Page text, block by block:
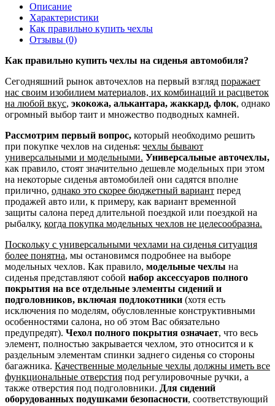
Описание
Характеристики
Как правильно купить чехлы
Отзывы (0)
Как правильно купить чехлы на сиденья автомобиля?
Сегодняшний рынок авточехлов на первый взгляд поражает
нас своим изобилием материалов, их комбинаций и расцветок
на любой вкус, экокожа, алькантара, жаккард, флок, однако
огромный выбор таит и множество подводных камней.
Рассмотрим первый вопрос, который необходимо решить
при покупке чехлов на сиденья: чехлы бывают
универсальными и модельными. Универсальные авточехлы,
как правило, стоят значительно дешевле модельных при этом
на некоторые сиденья автомобилей они садятся вполне
прилично, однако это скорее бюджетный вариант перед
продажей авто или, к примеру, как вариант временной
защиты салона перед длительной поездкой или поездкой на
рыбалку, когда покупка модельных чехлов не целесообразна.
Поскольку с универсальными чехлами на сиденья ситуация
более понятна, мы остановимся подробнее на выборе
модельных чехлов. Как правило, модельные чехлы на
сиденья представляют собой набор аксессуаров полного
покрытия на все отдельные элементы сидений и
подголовников, включая подлокотники (хотя есть
исключения по моделям, обусловленные конструктивными
особенностями салона, но об этом Вас обязательно
предупредят). Чехол полного покрытия означает, что весь
элемент, полностью закрывается чехлом, это относится и к
раздельным элементам спинки заднего сиденья со стороны
багажника. Качественные модельные чехлы должны иметь все
функциональные отверстия под регулировочные ручки, а
также отверстия под подголовники. Для сидений
оборудованных подушками безопасности, соответствующий